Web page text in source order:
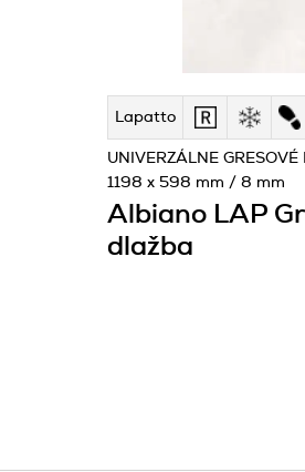
Lapatto
Albiano LAP
dlažba
UNIVERZÁLNE GRESOVÉ
1198 x 598 mm / 8 mm